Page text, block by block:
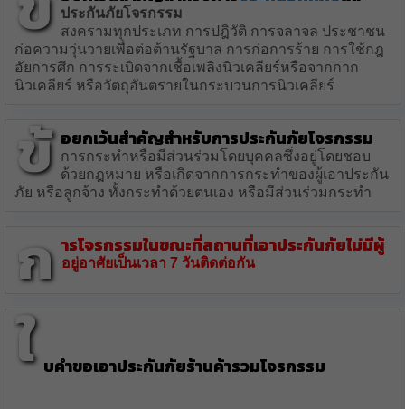
ประกันภัยโจรกรรม
สงครามทุกประเภท การปฎิวัติ การจลาจล ประชาชน
ก่อความวุ่นวายเพื่อต่อต้านรัฐบาล การก่อการร้าย การใช้กฎ
อัยการศึก การระเบิดจากเชื้อเพลิงนิวเคลียร์หรือจากกาก
นิวเคลียร์ หรือวัตถุอันตรายในกระบวนการนิวเคลียร์
ข้ อยกเว้นสำคัญสำหรับการประกันภัยโจรกรรม
การกระทำหรือมีส่วนร่วมโดยบุคคลซึ่งอยู่โดยชอบ
ด้วยกฎหมาย หรือเกิดจากการกระทำของผู้เอาประกัน
ภัย หรือลูกจ้าง ทั้งกระทำด้วยตนเอง หรือมีส่วนร่วมกระทำ
ก ารโจรกรรมในขณะที่สถานที่เอาประกันภัยไม่มีผู้
อยู่อาศัยเป็นเวลา 7 วันติดต่อกัน
ใ บคำขอเอาประกันภัยร้านค้ารวมโจรกรรม